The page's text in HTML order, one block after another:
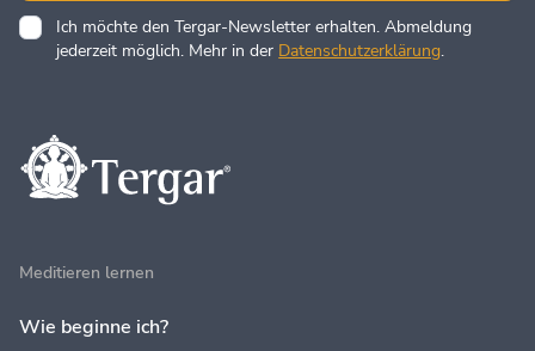
Ich möchte den Tergar-Newsletter erhalten. Abmeldung
jederzeit möglich. Mehr in der Datenschutzerklärung.
Meditieren lernen
Wie beginne ich?